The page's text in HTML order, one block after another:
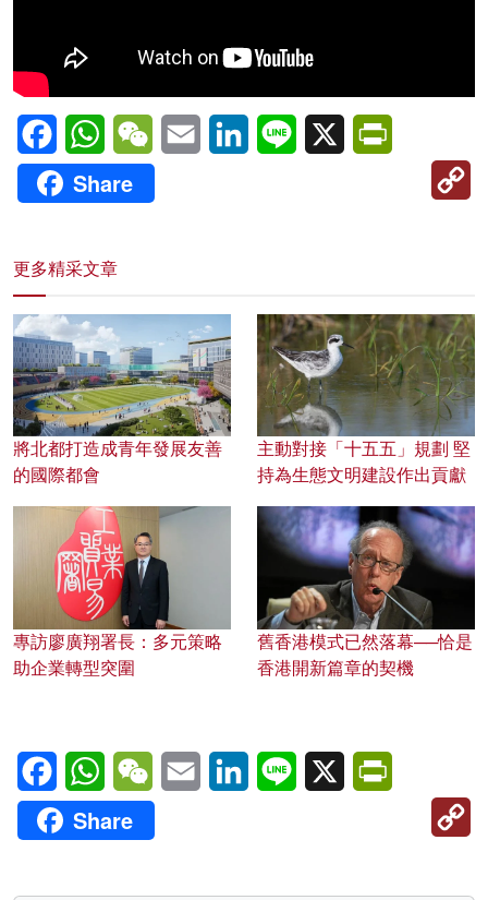
FacebookWhatsAppWeChatEmail LinkedInLine X
Share
更多精采文章
將北都打造成青年發展友善
的國際都會
主動對接「十五五」規劃 堅
持為生態文明建設作出貢獻
專訪廖廣翔署長：多元策略
助企業轉型突圍
舊香港模式已然落幕──恰是
香港開新篇章的契機
FacebookWhatsAppWeChatEmail LinkedInLine X
Share